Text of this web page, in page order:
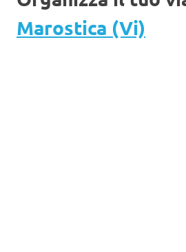
Marostica (Vi)